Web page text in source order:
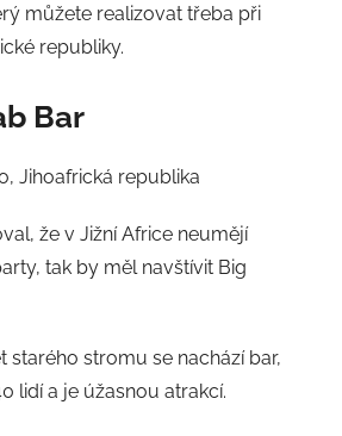
můžete realizovat třeba při
republiky.
Bar
Jihoafrická republika
že v Jižní Africe neumějí
tak by měl navštívit Big
starého stromu se nachází bar,
lidí a je úžasnou atrakcí.